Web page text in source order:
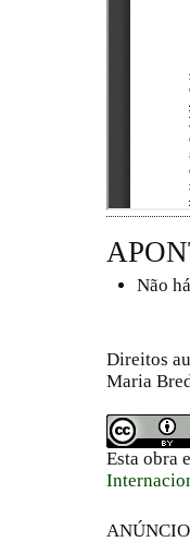
Não
Direitos
Maria
Esta obra